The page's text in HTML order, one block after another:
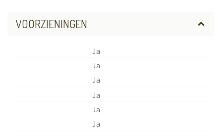
VOORZIENINGEN
Ja
Ja
Ja
Ja
Ja
Ja